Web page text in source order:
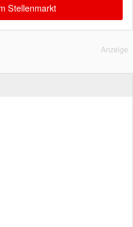
Stellenmarkt
Anzeige